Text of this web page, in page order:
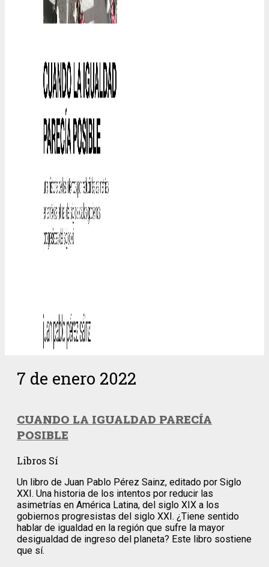
7 de enero 2022
CUANDO LA IGUALDAD PARECÍA
POSIBLE
Libros Sí
Un libro de Juan Pablo Pérez Sainz, editado por Siglo
XXI. Una historia de los intentos por reducir las
asimetrías en América Latina, del siglo XIX a los
gobiernos progresistas del siglo XXI. ¿Tiene sentido
hablar de igualdad en la región que sufre la mayor
desigualdad de ingreso del planeta? Este libro sostiene
que sí.